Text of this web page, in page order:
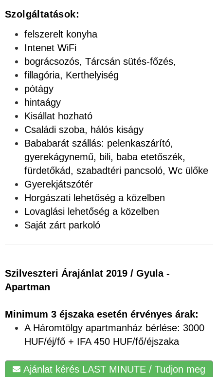
Szolgáltatások:
felszerelt konyha
Intenet WiFi
bográcsozós, Tárcsán sütés-főzés,
fillagória, Kerthelyiség
pótágy
hintaágy
Kisállat hozható
Családi szoba, hálós kiságy
Bababarát szállás: pelenkaszárító,
gyerekágynemű, bili, baba etetőszék,
fürdetőkád, szabadtéri pancsoló, Wc ülőke
Gyerekjátszótér
Horgászati lehetőség a közelben
Lovaglási lehetőség a közelben
Saját zárt parkoló
Szilveszteri Árajánlat 2019 / Gyula -
Apartman
Minimum 3 éjszaka esetén érvényes árak:
A Háromtölgy apartmanház bérlése: 3000
HUF/éj/fő + IFA 450 HUF/fő/éjszaka
Ajánlat kérés LAST MINUTE / Tudjon meg